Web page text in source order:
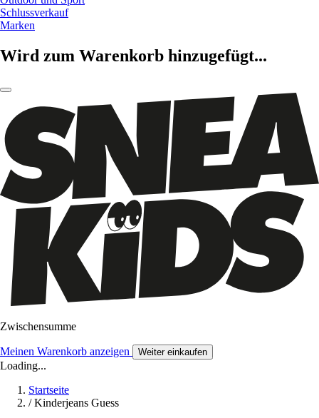
Schlussverkauf
Marken
Wird zum Warenkorb hinzugefügt...
Zwischensumme
Meinen Warenkorb anzeigen Weiter einkaufen
Loading...
Startseite
/ Kinderjeans Guess